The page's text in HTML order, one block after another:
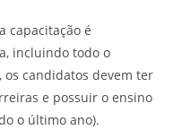
capacitação é
incluindo todo o
candidatos devem ter
e possuir o ensino
o último ano).